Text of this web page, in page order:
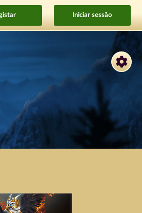
Iniciar sessão